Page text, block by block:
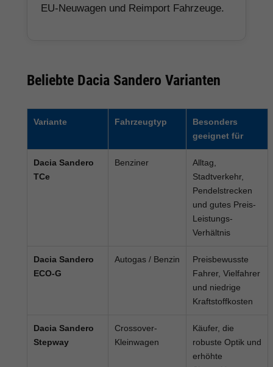
EU-Neuwagen und Reimport Fahrzeuge.
Beliebte Dacia Sandero Varianten
Variante Fahrzeugtyp
Besonders
geeignet für
Dacia Sandero
TCe
Benziner
Alltag,
Stadtverkehr,
Pendelstrecken
und gutes Preis-
Leistungs-
Verhältnis
Dacia Sandero
ECO-G
Autogas / Benzin
Preisbewusste
Fahrer, Vielfahrer
und niedrige
Kraftstoffkosten
Dacia Sandero
Stepway
Crossover-
Kleinwagen
Käufer, die
robuste Optik und
erhöhte